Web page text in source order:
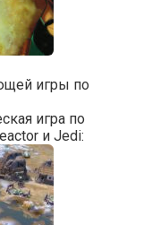
игры по
игра по
и Jedi: